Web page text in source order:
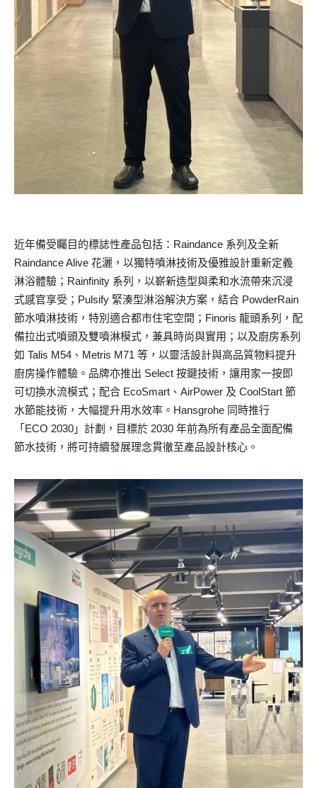
近年備受矚目的標誌性產品包括：Raindance 系列及全新
Raindance Alive 花灑，以獨特噴淋技術及優雅設計重新定義
淋浴體驗；Rainfinity 系列，以嶄新造型與柔和水流帶來沉浸
式感官享受；Pulsify 緊湊型淋浴解決方案，結合 PowderRain
節水噴淋技術，特別適合都市住宅空間；Finoris 龍頭系列，配
備拉出式噴頭及雙噴淋模式，兼具時尚與實用；以及廚房系列
如 Talis M54、Metris M71 等，以靈活設計與高品質物料提升
廚房操作體驗。品牌亦推出 Select 按鍵技術，讓用家一按即
可切換水流模式；配合 EcoSmart、AirPower 及 CoolStart 節
水節能技術，大幅提升用水效率。Hansgrohe 同時推行
「ECO 2030」計劃，目標於 2030 年前為所有產品全面配備
節水技術，將可持續發展理念貫徹至產品設計核心。